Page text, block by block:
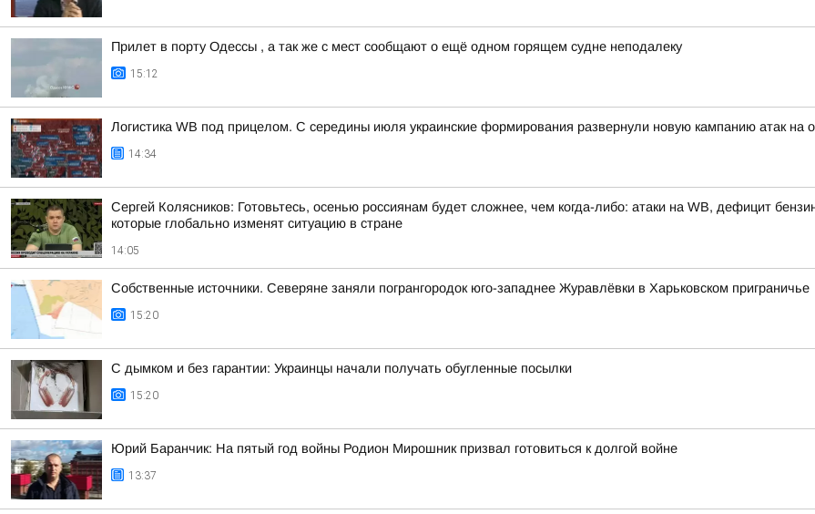
Прилет в порту Одессы , а так же с мест сообщают о ещё одном горящем судне неподалеку
15:12
Логистика WB под прицелом. С середины июля украинские формирования развернули новую кампанию атак на
14:34
Сергей Колясников: Готовьтесь, осенью россиянам будет сложнее, чем когда-либо: атаки на WB, дефицит
которые глобально изменят ситуацию в стране
14:05
Собственные источники. Северяне заняли погрангородок юго-западнее Журавлёвки в Харьковском приграничье
15:20
С дымком и без гарантии: Украинцы начали получать обугленные посылки
15:20
Юрий Баранчик: На пятый год войны Родион Мирошник призвал готовиться к долгой войне
13:37